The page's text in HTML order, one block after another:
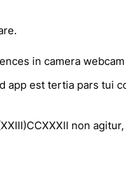
in camera
app est tertia pars tui
non